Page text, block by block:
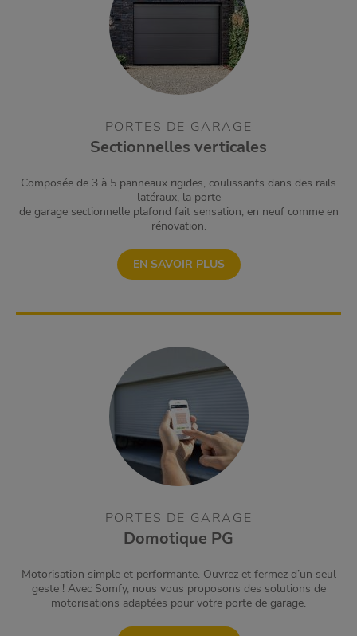
PORTES DE GARAGE
Sectionnelles verticales
Composée de 3 à 5 panneaux rigides, coulissants dans des rails
latéraux, la porte
de garage sectionnelle plafond fait sensation, en neuf comme en
rénovation.
EN SAVOIR PLUS
PORTES DE GARAGE
Domotique PG
Motorisation simple et performante. Ouvrez et fermez d’un seul
geste ! Avec Somfy, nous vous proposons des solutions de
motorisations adaptées pour votre porte de garage.